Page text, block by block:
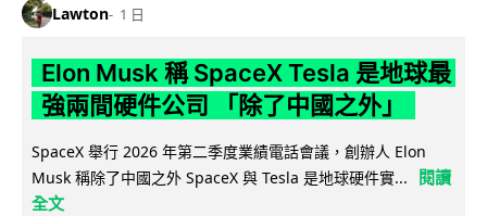
Lawton 1 日
Elon Musk 稱 SpaceX Tesla 是地球最
強兩間硬件公司 「除了中國之外」
SpaceX 舉行 2026 年第二季度業績電話會議，創辦人 Elon
Musk 稱除了中國之外 SpaceX 與 Tesla 是地球硬件實...
閱讀
全文